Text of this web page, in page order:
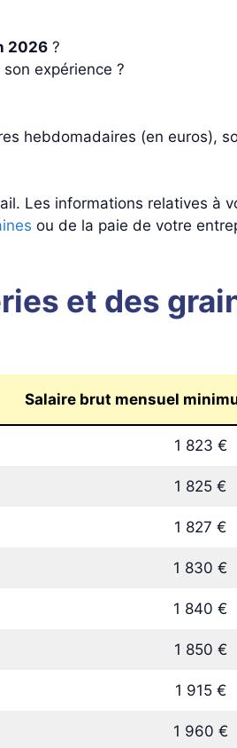
2026 ?
expérience ?
hebdomadaires (en euros),
Les informations relatives à
ou de la paie de votre
et des
Salaire brut mensuel
1 823 €
1 825 €
1 827 €
1 830 €
1 840 €
1 850 €
1 915 €
1 960 €